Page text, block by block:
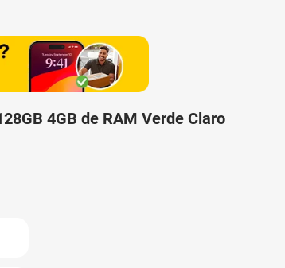
4GB de RAM Verde Claro